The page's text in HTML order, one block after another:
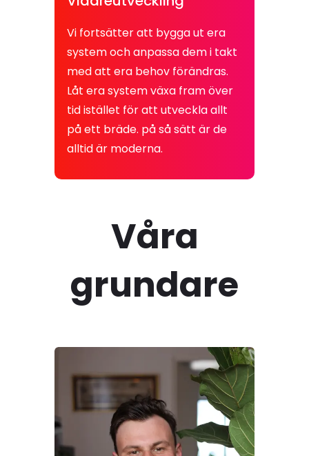
Vi fortsätter att bygga ut era
system och anpassa dem i takt
med att era behov förändras.
Låt era system växa fram över
tid istället för att utveckla allt
på ett bräde. på så sätt är de
alltid är moderna.
Våra
grundare